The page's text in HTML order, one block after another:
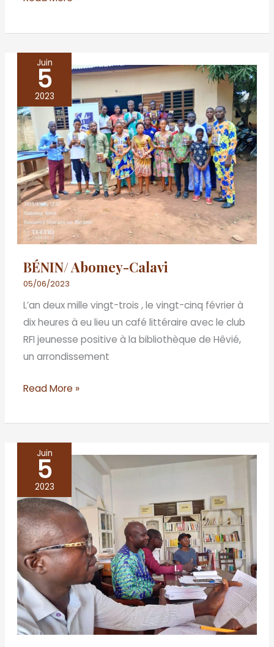
Juin
5
2023
BÉNIN/ Abomey-Calavi
05/06/2023
L’an deux mille vingt-trois , le vingt-cinq février à
dix heures à eu lieu un café littéraire avec le club
RFI jeunesse positive à la bibliothèque de Hêvié,
un arrondissement
BÉNIN/
Abomey-
Calavi
Read More »
Juin
5
2023
BENIN/
Porto-
Novo